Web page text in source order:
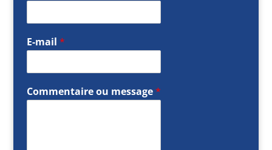
E-mail *
Commentaire ou message*